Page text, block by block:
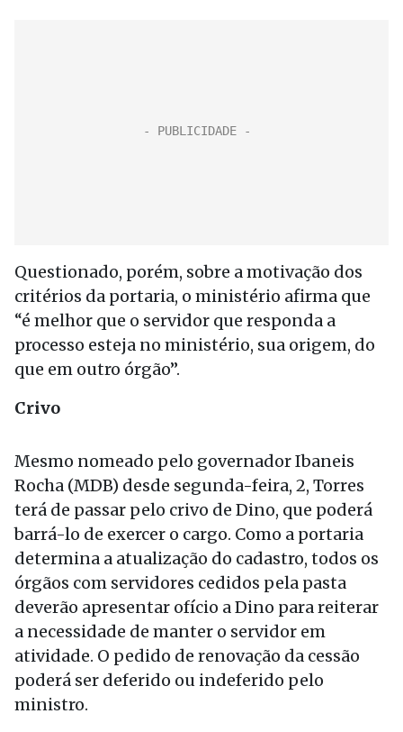
Questionado, porém, sobre a motivação dos
critérios da portaria, o ministério afirma que
“é melhor que o servidor que responda a
processo esteja no ministério, sua origem, do
que em outro órgão”.
Crivo
Mesmo nomeado pelo governador Ibaneis
Rocha (MDB) desde segunda-feira, 2, Torres
terá de passar pelo crivo de Dino, que poderá
barrá-lo de exercer o cargo. Como a portaria
determina a atualização do cadastro, todos os
órgãos com servidores cedidos pela pasta
deverão apresentar ofício a Dino para reiterar
a necessidade de manter o servidor em
atividade. O pedido de renovação da cessão
poderá ser deferido ou indeferido pelo
ministro.